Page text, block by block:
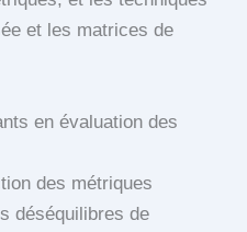
et les matrices de
en évaluation des
des métriques
déséquilibres de